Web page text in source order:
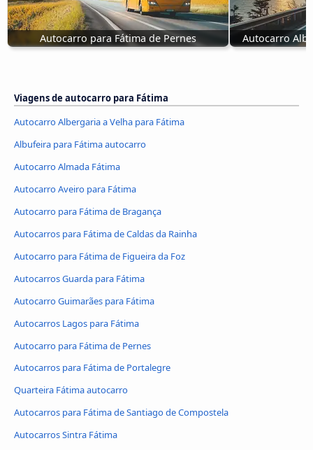
Autocarro para Fátima de Pernes Autocarro
Viagens de autocarro para Fátima
Autocarro Albergaria a Velha para Fátima
Albufeira para Fátima autocarro
Autocarro Almada Fátima
Autocarro Aveiro para Fátima
Autocarro para Fátima de Bragança
Autocarros para Fátima de Caldas da Rainha
Autocarro para Fátima de Figueira da Foz
Autocarros Guarda para Fátima
Autocarro Guimarães para Fátima
Autocarros Lagos para Fátima
Autocarro para Fátima de Pernes
Autocarros para Fátima de Portalegre
Quarteira Fátima autocarro
Autocarros para Fátima de Santiago de Compostela
Autocarros Sintra Fátima